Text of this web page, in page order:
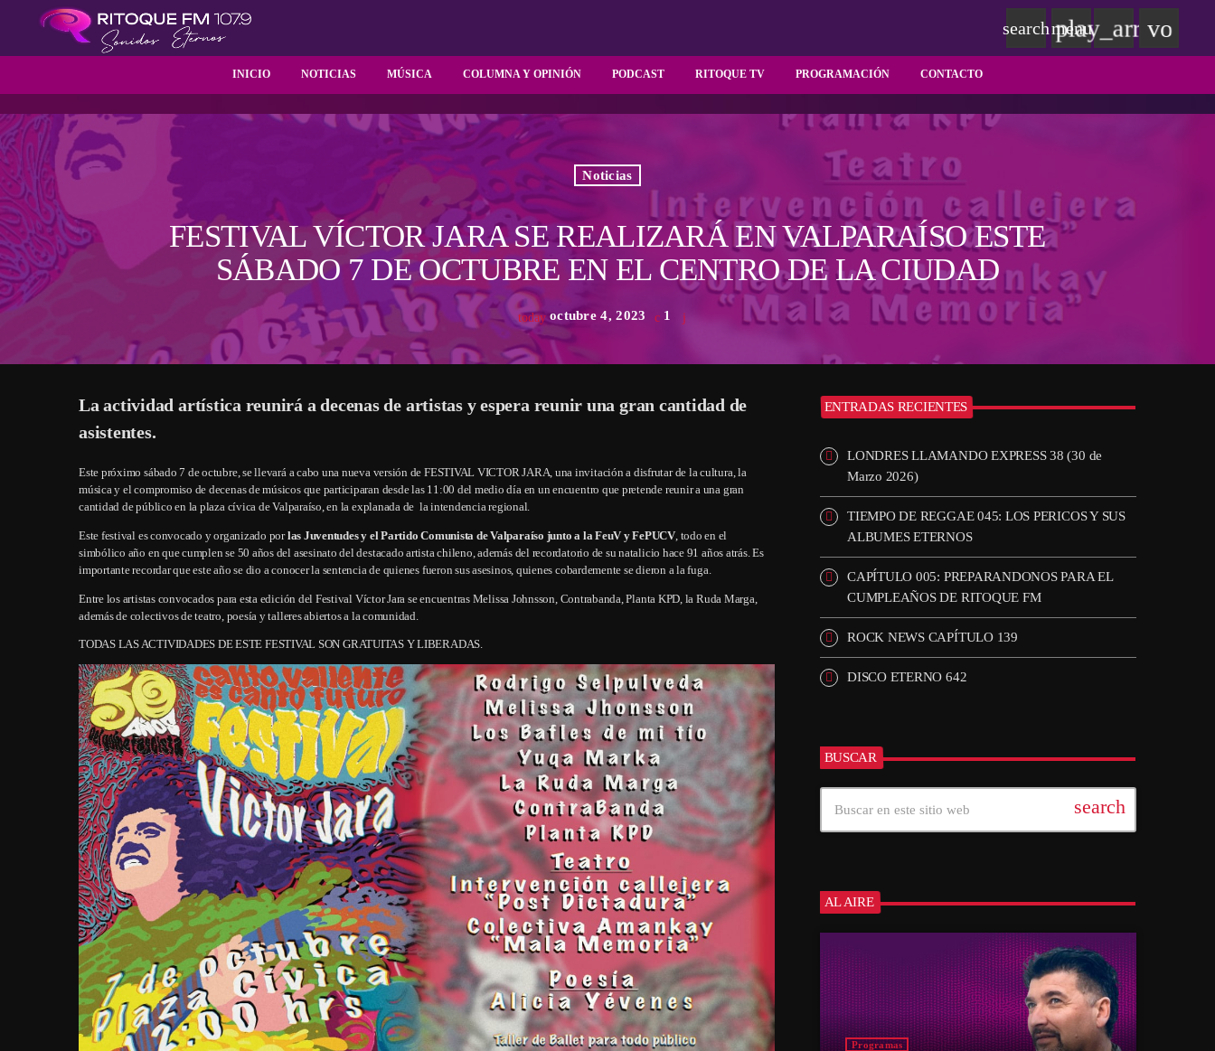
INICIO NOTICIAS MÚSICA COLUMNA Y OPINIÓN PODCAST RITOQUE TV PROGRAMACIÓN CONTACTO
searchmenu
play_arrow
Noticias
FESTIVAL VÍCTOR JARA SE REALIZARÁ EN VALPARAÍSO ESTE
SÁBADO 7 DE OCTUBRE EN EL CENTRO DE LA CIUDAD
today octubre 4, 2023 1
La actividad artística reunirá a decenas de artistas y espera reunir una gran cantidad de
asistentes.
Este próximo sábado 7 de octubre, se llevará a cabo una nueva versión de FESTIVAL VICTOR JARA, una invitación a disfrutar de la cultura, la
música y el compromiso de decenas de músicos que participaran desde las 11:00 del medio día en un encuentro que pretende reunir a una gran
cantidad de público en la plaza cívica de Valparaíso, en la explanada de la intendencia regional.
Este festival es convocado y organizado porlas Juventudes y el Partido Comunista de Valparaíso junto a la FeuV y FePUCV, todo en el
simbólico año en que cumplen se 50 años del asesinato del destacado artista chileno, además del recordatorio de su natalicio hace 91 años atrás. Es
importante recordar que este año se dio a conocer la sentencia de quienes fueron sus asesinos, quienes cobardemente se dieron a la fuga.
Entre los artistas convocados para esta edición del Festival Víctor Jara se encuentras Melissa Johnsson, Contrabanda, Planta KPD, la Ruda Marga,
además de colectivos de teatro, poesía y talleres abiertos a la comunidad.
TODAS LAS ACTIVIDADES DE ESTE FESTIVAL SON GRATUITAS Y LIBERADAS.
ENTRADAS RECIENTES
LONDRES LLAMANDO EXPRESS 38 (30 de
Marzo 2026)
TIEMPO DE REGGAE 045: LOS PERICOS Y SUS
ALBUMES ETERNOS
CAPÍTULO 005: PREPARANDONOS PARA EL
CUMPLEAÑOS DE RITOQUE FM
ROCK NEWS CAPÍTULO 139
DISCO ETERNO 642
BUSCAR
search
AL AIRE
Programas